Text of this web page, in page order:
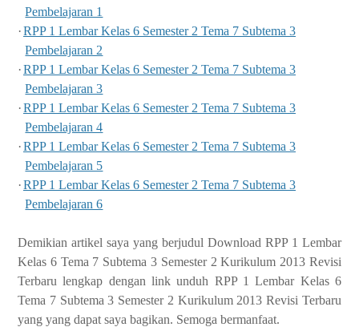
Pembelajaran 1
·RPP 1 Lembar Kelas 6 Semester 2 Tema 7 Subtema 3
Pembelajaran 2
·RPP 1 Lembar Kelas 6 Semester 2 Tema 7 Subtema 3
Pembelajaran 3
·RPP 1 Lembar Kelas 6 Semester 2 Tema 7 Subtema 3
Pembelajaran 4
·RPP 1 Lembar Kelas 6 Semester 2 Tema 7 Subtema 3
Pembelajaran 5
·RPP 1 Lembar Kelas 6 Semester 2 Tema 7 Subtema 3
Pembelajaran 6
Demikian artikel saya yang berjudul Download RPP 1 Lembar
Kelas 6 Tema 7 Subtema 3 Semester 2 Kurikulum 2013 Revisi
Terbaru lengkap dengan link unduh RPP 1 Lembar Kelas 6
Tema 7 Subtema 3 Semester 2 Kurikulum 2013 Revisi Terbaru
yang yang dapat saya bagikan. Semoga bermanfaat.